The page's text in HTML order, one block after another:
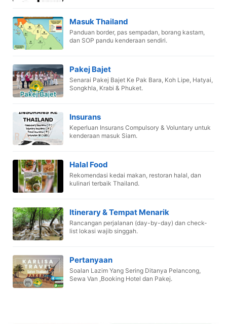
Masuk Thailand
Panduan border, pas sempadan, borang kastam,
dan SOP pandu kenderaan sendiri.
Pakej Bajet
Senarai Pakej Bajet Ke Pak Bara, Koh Lipe, Hatyai,
Songkhla, Krabi & Phuket.
Insurans
Keperluan Insurans Compulsory & Voluntary untuk
kenderaan masuk Siam.
Halal Food
Rekomendasi kedai makan, restoran halal, dan
kulinari terbaik Thailand.
Itinerary & Tempat Menarik
Rancangan perjalanan (day-by-day) dan check-
list lokasi wajib singgah.
Pertanyaan
Soalan Lazim Yang Sering Ditanya Pelancong,
Sewa Van ,Booking Hotel dan Pakej.